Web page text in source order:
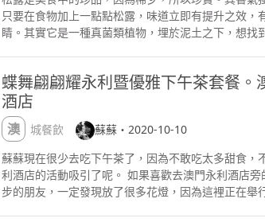
日時間 24小時展出地點 新濠天地摩珀斯酒店實體店發
Fashion摩珀斯店2月9日起發售 活動網站
httpswww.cityofdreamsmacau.com 更多各地吃喝玩樂、美容、
潮流、旅遊、演藝、文化、生活或購物資訊、心情話
續以一文多發形式發放於中、港、澳三地多個高人氣
的專欄內，詳情請點擊蘇蘇的 新浪微博 『蘇蘇的部
httpwww.weibo.comsusannaklprofile Facebook
httpswww.facebook.comsososusanna Instagram
httpinstagram.comsososusanna 時尚生活專欄和部
手機Apps ELLE HK 澳門人氣資訊網站CTM。
163.com。LOFTER 中國攜程氫氣球 中國搜狐新聞網
聯絡及邀約 susannakL88@yahoo.com.hk
服務員加湯就可以放其他火鍋材料了。 牛雜蘿蔔鍋 澳
記牛什於40年代在澳門營地大街已享負盛名，它廣受
呢。 豬雜粥底火鍋 澳門幣$168 一鍋粥，可以千變萬
鹹，能稠能稀，更可以用來製作火鍋，中國人的美食
妙。 將新鮮的豬雜，放在粥裡滾至剛熟，口感爽脆又
味甘淳，再配以油條，加上那股油香，自製的及弟粥
不提，如果錯過了手打豬肉丸，絕對會是一件遺憾的
加東有一個超香的鮮椰青人蔘雞鍋 澳門幣$238也甚
惹人垂涎的鍋物，加入了椰子肉和整個鮮椰青水，椰
湯更加是甘甜美味。椰子有滋補的功效，雞更是補身
火鍋湯底，很讚。雞件很新嫩，口感也嫩滑，真的很
很香很漂亮呢，而且還可以分3次使用，一定要寫入必
在官網上已經看到禮盒套裝的照片，相當誘人。 究竟
呢 實物是跟圖片一樣的，每一套都讓人愛不釋手。
的禮盒，有朋友一定會問，LUSH不是大力推廣環保
的禮盒包裝是採用百分百再生物料的，如經回收或升
紙、鋁箔紙、印度水彩紙等。 禮盒內的填充物是以玉
不僅發揮保護產品的作用，更可進行生物降解，減少
份絲帶更是由塑膠瓶升級再造而成，還有在禮盒上的
張均是再生紙並可回收再造的。當然如果可以不用包
呢，其實LUSH還開始了推廣零包裝的概念，但暫時
可以接受呢，不過俗語有說：「自古成功在嘗試」，
間的，在大家未完全接受之前，就循序漸進，先用環
子醬 採用法國傳統奧克松著名的洋蔥做的熱湯，以慢
淡的焦糖色，配以新鮮生蠔和被譽為的閃光鱘魚子醬
醬粒粒皆圓潤飽滿，每一口都是回憶。 西班牙
吞拿魚 藍鰭吞拿魚在西班牙擁有崇高的地位，肉質柔
賈斯卡橄欖及鳀魚青醬，令香氣溢滿唇齒。而手工特
形意粉及意大利軟芝士，則可襯托出藍鰭吞拿魚油潤
口感。 日本金目鯛 很像一幅畫的菜式，味噌醃成的金
香，配以烤魚骨濃汁和葫蘆南瓜，別有一番的風味。
多佛比目魚絕對是套餐中的一大亮點，擺盆別出心裁
一樣，搭配歐洲西芹頭、古斯米及優雅細膩的香檳醬
油作點綴，整道菜式充滿豐富色彩。 大廚為了豐富口
在魚中加入了蘑菇、純正的第戎芥末醬及新鮮松露，
劇場演出來憾動人心。 剛收到邀請時，蘇蘇十分好奇
的舞製作是如何創作出來的 在創作上又遇上了什麼困
起參與這個演出，她們某程度上是我內心深處羨慕著
慕著音樂創作陳欣樺的溫柔與音樂天賦; 我羨慕著肢體
Ngaman對於生活的勇敢與對身體解放的勇氣; 我羨慕
歐陽佩欣的繪畫天賦與專注;我羨慕著文字創作及聲音
文字創造力與對生活的品味。某程度上我們這幾位女
不一樣的特質，在過程中，我們將心底內最感性的一
的，從而做就是這個創作。 音樂創作陳欣樺 首先我
Mandy 的一些舞蹈影片，和Katniss 畫過的一些作品
只要在食物加上一點點松露，味道立即有提升之效，
睛。其實它是一種真菌類植物，埋於泥土之下，想找
格並不便宜。每年的秋冬時間就是正值品嚐松露的最
麼今天蘇蘇會說起松露 因為澳門瑞吉酒店的雅舍餐廳
定的「餐桌上的鑽石」六道菜晚膳套餐，餐廳行政助理
Michele Dellrsquo;Aquila精心挑選了優質黑、白松露
杯很愛的法國有機無酒精麝香香檳Le Petit
的自家製麵包，愉快 服務員還放下了一張有關這次餐
來源資料，想了解詳情一點，只要掃一下右下角的QR
找到了。 今年Chef Michele挑選了產自意大利西北
蝶舞翩翩耀永利暨優雅下午茶套餐。
酒店
澳城餐飲
蘇蘇・2020-10-10
蘇蘇現在很少去吃下午茶了，因為不敢吃太多甜食，
利酒店的活動吸引了呢。 如果喜歡去澳門永利酒店旁
步的朋友，一定發現放了很多花燈，因為這裡正在舉